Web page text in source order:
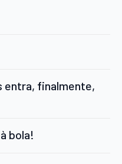
entra, finalmente,
bola!